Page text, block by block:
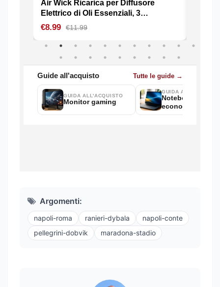
Argomenti:
napoli-roma ranieri-dybala
napoli-conte
pellegrini-dobvik
maradona-stadio